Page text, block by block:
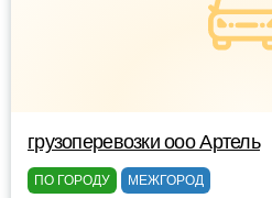
грузоперевозки ооо Артель
ПО ГОРОДУ МЕЖГОРОД